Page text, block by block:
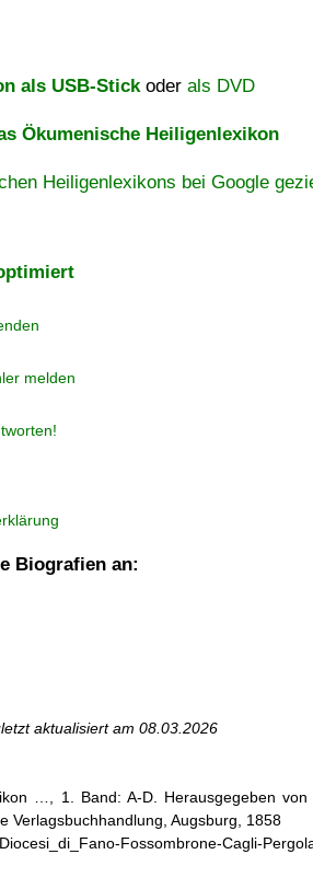
als USB-Stickoder als DVD
Ökumenische Heiligenlexikon
Heiligenlexikons bei Google
melden
Biografien an:
aktualisiert am 08.03.2026
…, 1. Band: A-D. Herausgegeben
Verlagsbuchhandlung, Augsburg, 1858
Fossombrone-Cagli-